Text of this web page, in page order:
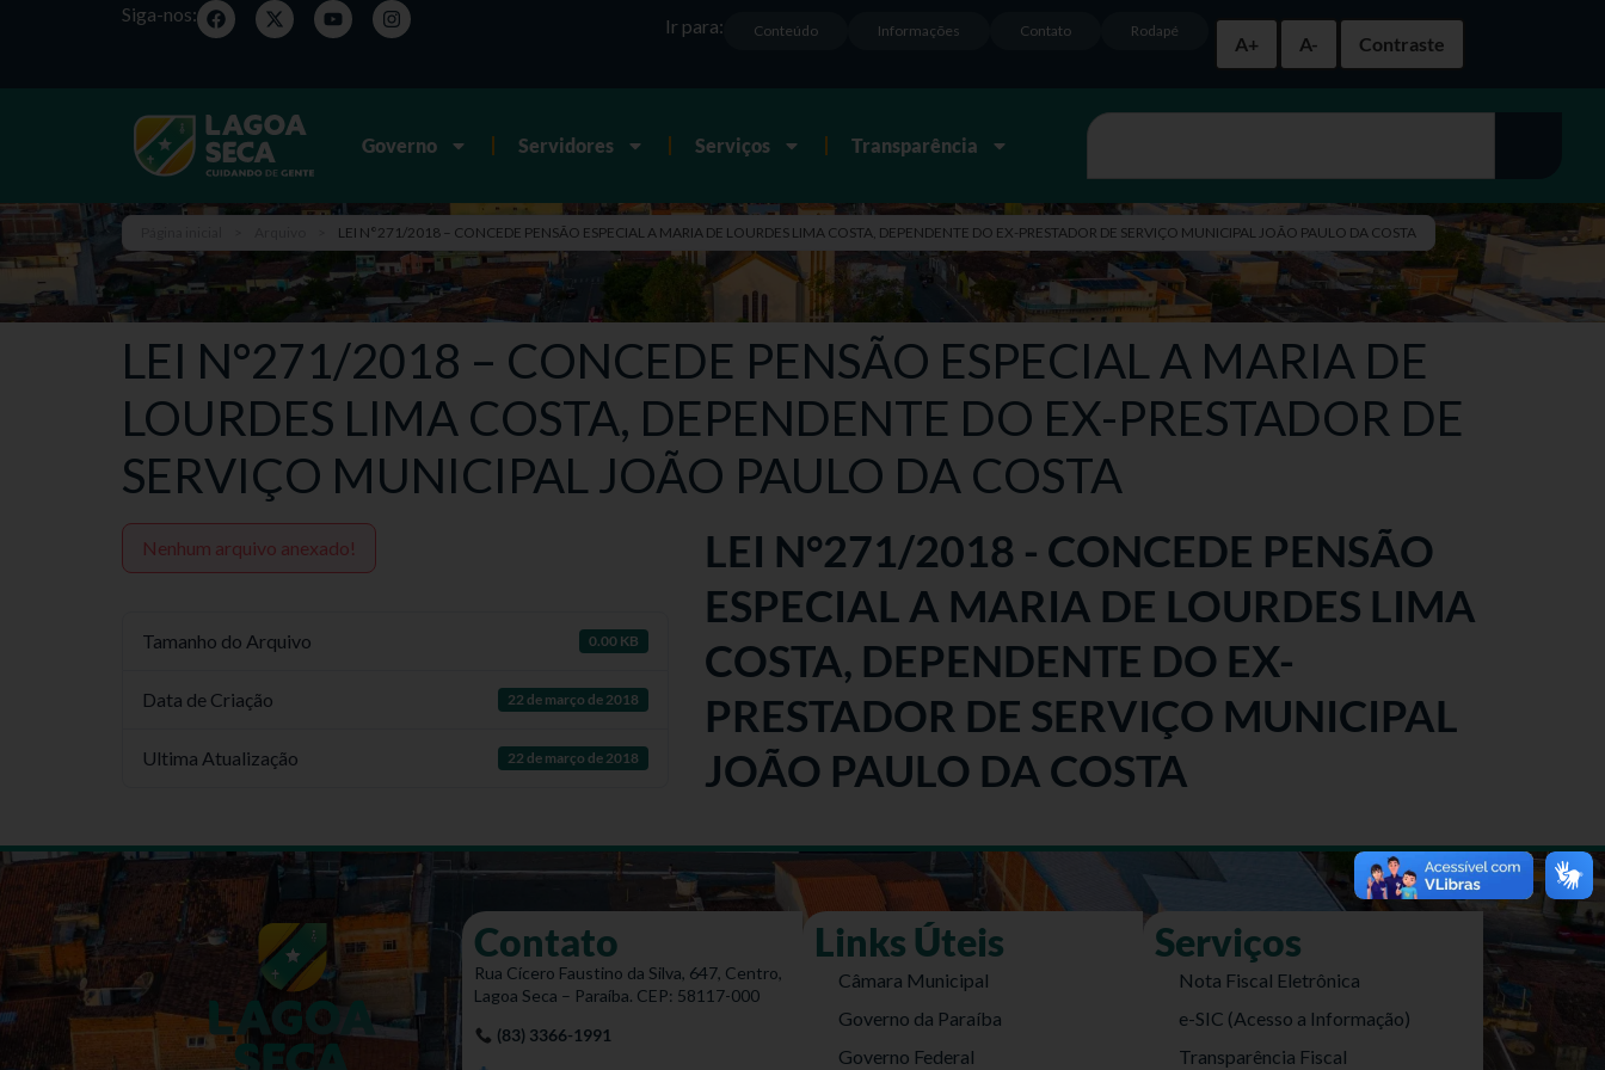
Siga-nos:
A+
A- Contraste
Rodapé
Contato
Informações
Conteúdo
Ir para:
Governo Servidores Serviços Transparência
LEI N°271/2018 – CONCEDE PENSÃO ESPECIAL A MARIA DE LOURDES LIMA COSTA, DEPENDENTE DO EX-PRESTADOR DE SERVIÇO MUNICIPAL JOÃO PAULO DA COSTA
LEI N°271/2018 – CONCEDE PENSÃO ESPECIAL A MARIA DE
LOURDES LIMA COSTA, DEPENDENTE DO EX-PRESTADOR DE
SERVIÇO MUNICIPAL JOÃO PAULO DA COSTA
Nenhum arquivo anexado!
Tamanho do Arquivo 0.00 KB
Data de Criação 22 de março de 2018
Ultima Atualização 22 de março de 2018
LEI N°271/2018 - CONCEDE PENSÃO
ESPECIAL A MARIA DE LOURDES LIMA
COSTA, DEPENDENTE DO EX-
PRESTADOR DE SERVIÇO MUNICIPAL
JOÃO PAULO DA COSTA
Contato
Rua Cícero Faustino da Silva, 647, Centro,
Lagoa Seca – Paraíba. CEP: 58117-000
(83) 3366-1991
Links Úteis
Câmara Municipal
Governo da Paraíba
Governo Federal
Serviços
Nota Fiscal Eletrônica
e-SIC (Acesso a Informação)
Transparência Fiscal